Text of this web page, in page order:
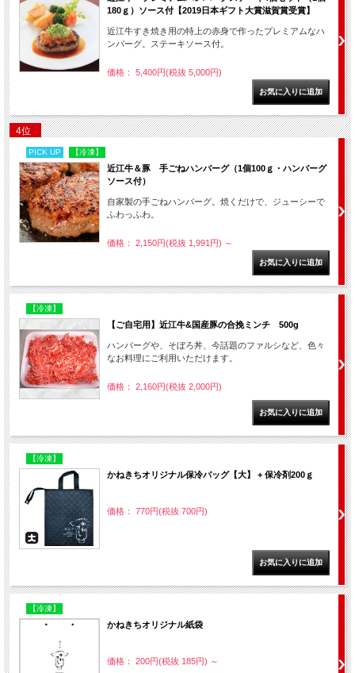
180ｇ）ソース付【2019日本ギフト大賞滋賀賞受賞】
近江牛すき焼き用の特上の赤身で作ったプレミアムなハ
ンバーグ。ステーキソース付。
価格： 5,400円(税抜 5,000円)
4位
PICK UP 【冷凍】
近江牛＆豚 手ごねハンバーグ（1個100ｇ・ハンバーグ
ソース付）
自家製の手ごねハンバーグ。焼くだけで、ジューシーで
ふわっふわ。
価格： 2,150円(税抜 1,991円) ～
【冷凍】
【ご自宅用】近江牛&国産豚の合挽ミンチ 500g
ハンバーグや、そぼろ丼、今話題のファルシなど、色々
なお料理にご利用いただけます。
価格： 2,160円(税抜 2,000円)
【冷凍】
かねきちオリジナル保冷バッグ【大】 + 保冷剤200ｇ
価格： 770円(税抜 700円)
【冷凍】
かねきちオリジナル紙袋
価格： 200円(税抜 185円) ～